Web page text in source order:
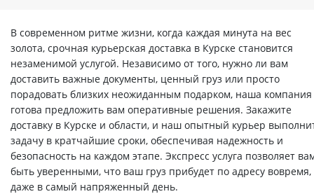
В современном ритме жизни, когда каждая минута на вес
золота, срочная курьерская доставка в Курске становится
незаменимой услугой. Независимо от того, нужно ли вам
доставить важные документы, ценный груз или просто
порадовать близких неожиданным подарком, наша компания
готова предложить вам оперативные решения. Закажите
доставку в Курске и области, и наш опытный курьер
задачу в кратчайшие сроки, обеспечивая надежность и
безопасность на каждом этапе. Экспресс услуга позволяет
быть уверенными, что ваш груз прибудет по адресу вовремя,
даже в самый напряженный день.